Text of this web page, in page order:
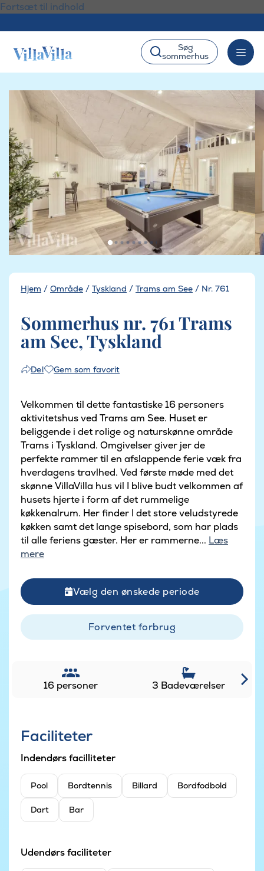
Fortsæt til indhold
Søg
sommerhus
Hjem / Område / Tyskland / Trams am See / Nr. 761
Sommerhus nr. 761 Trams
am See, Tyskland
Del Gem som favorit
Velkommen til dette fantastiske 16 personers
aktivitetshus ved Trams am See. Huset er
beliggende i det rolige og naturskønne område
Trams i Tyskland. Omgivelser giver jer de
perfekte rammer til en afslappende ferie væk fra
hverdagens travlhed. Ved første møde med det
skønne VillaVilla hus vil I blive budt velkommen af
husets hjerte i form af det rummelige
køkkenalrum. Her finder I det store veludstyrede
køkken samt det lange spisebord, som har plads
til alle feriens gæster. Her er rammerne... Læs
mere
Vælg den ønskede periode
Forventet forbrug
16 personer 3 Badeværelser
Faciliteter
Indendørs facilliteter
Pool Bordtennis Billard Bordfodbold
Dart Bar
Udendørs faciliteter